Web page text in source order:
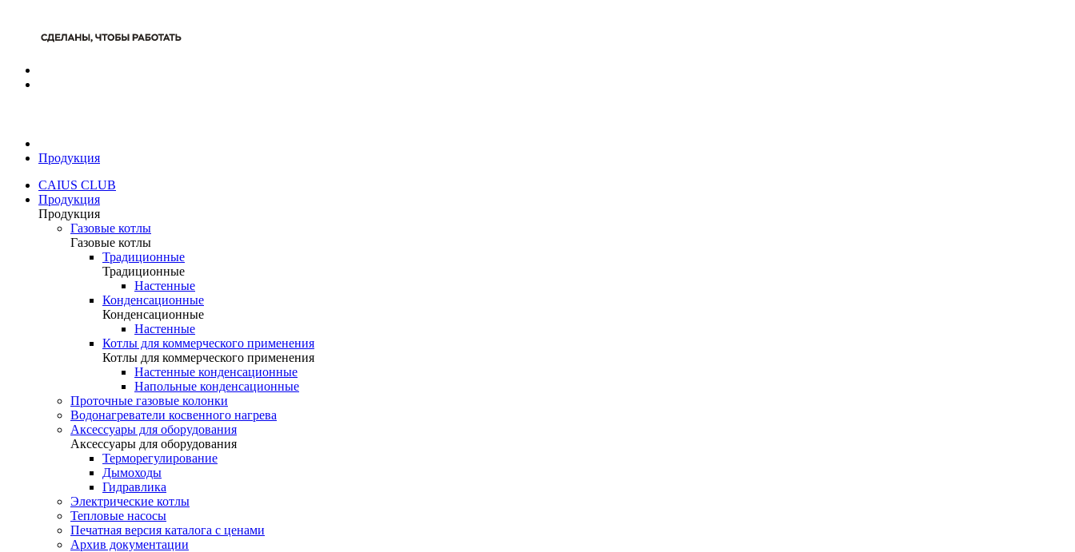
Продукция
CAIUS CLUB
Продукция
Продукция
Газовые котлы
Газовые котлы
Традиционные
Традиционные
Настенные
Конденсационные
Конденсационные
Настенные
Котлы для коммерческого применения
Котлы для коммерческого применения
Настенные конденсационные
Напольные конденсационные
Проточные газовые колонки
Водонагреватели косвенного нагрева
Аксессуары для оборудования
Аксессуары для оборудования
Терморегулирование
Дымоходы
Гидравлика
Электрические котлы
Тепловые насосы
Печатная версия каталога с ценами
Архив документации